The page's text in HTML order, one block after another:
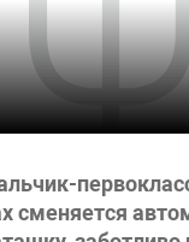
сменяется